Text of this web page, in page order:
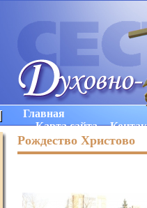
Главная
Карта сайта
Рождество Христово